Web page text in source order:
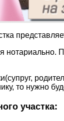
нотариально.
то нужно
участка: